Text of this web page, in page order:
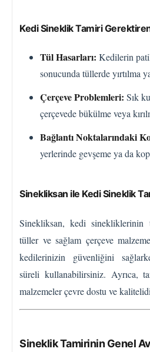
Kedi Sineklik Tamiri
Tül Hasarları: Kedilerin
sonucunda tüllerde yırtılma
Çerçeve Problemleri: Sık
çerçevede bükülme veya
Bağlantı Noktalarındaki
yerlerinde gevşeme ya da
Sinekliksan ile Kedi Sineklik
Sinekliksan, kedi sinekliklerinin
tüller ve sağlam çerçeve
kedilerinizin güvenliğini
süreli kullanabilirsiniz. Ayrıca,
malzemeler çevre dostu ve
Sineklik Tamirinin Genel